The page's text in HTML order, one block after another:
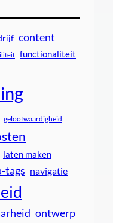
content
functionaliteit
geloofwaardigheid
laten maken
tags navigatie
ontwerp